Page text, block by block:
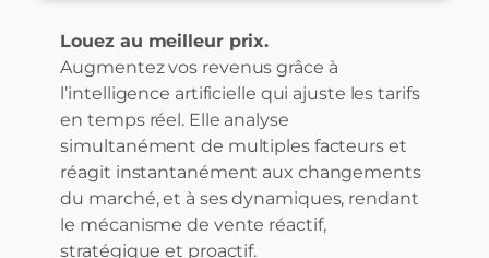
Louez au meilleur prix.
Augmentez vos revenus grâce à
l’intelligence artificielle qui ajuste les tarifs
en temps réel. Elle analyse
simultanément de multiples facteurs et
réagit instantanément aux changements
du marché, et à ses dynamiques, rendant
le mécanisme de vente réactif,
stratégique et proactif.